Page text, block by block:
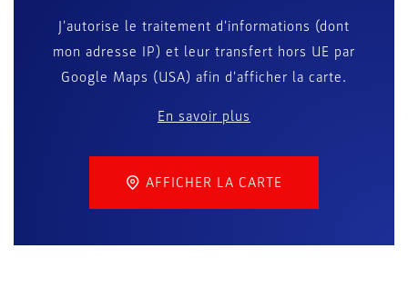
J'autorise le traitement d'informations (dont
mon adresse IP) et leur transfert hors UE par
Google Maps (USA) afin d'afficher la carte.
En savoir plus
AFFICHER LA CARTE